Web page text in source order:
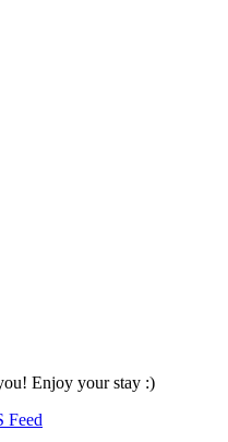
Enjoy your stay :)
Feed